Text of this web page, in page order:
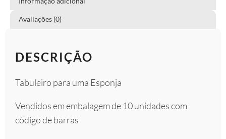
Avaliações (0)
DESCRIÇÃO
Tabuleiro para uma Esponja
Vendidos em embalagem de 10 unidades com
código de barras